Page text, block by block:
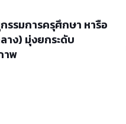
รมการครุศึกษา หารือ
าง) มุ่งยกระดับ
าพ